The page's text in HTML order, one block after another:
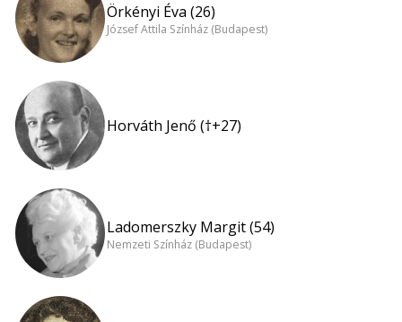
Örkényi Éva (26)
József Attila Színház (Budapest)
Horváth Jenő (†+27)
Ladomerszky Margit (54)
Nemzeti Színház (Budapest)